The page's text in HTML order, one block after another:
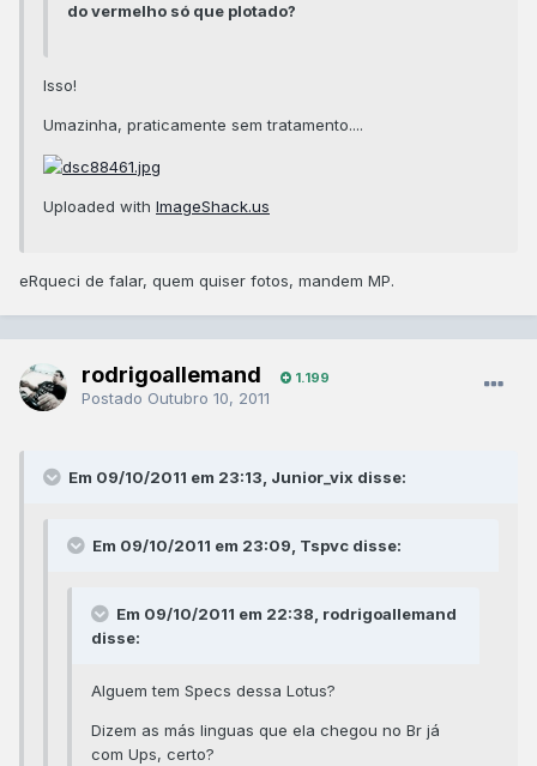
do vermelho só que plotado?
Isso!
Umazinha, praticamente sem tratamento....
Uploaded with ImageShack.us
eRqueci de falar, quem quiser fotos, mandem MP.
rodrigoallemand 1.199
Postado Outubro 10, 2011
Em 09/10/2011 em 23:13, Junior_vix disse:
Em 09/10/2011 em 23:09, Tspvc disse:
Em 09/10/2011 em 22:38, rodrigoallemand
disse:
Alguem tem Specs dessa Lotus?
Dizem as más linguas que ela chegou no Br já
com Ups, certo?